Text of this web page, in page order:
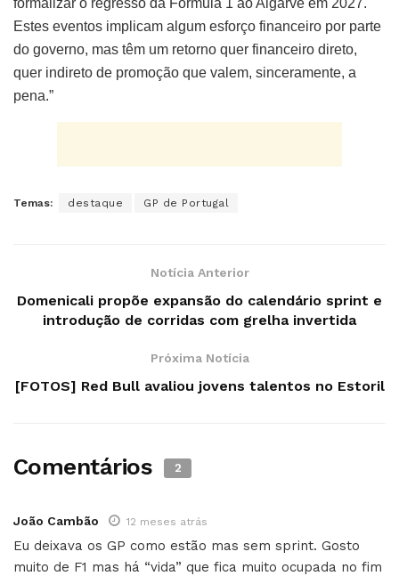
Estes eventos implicam algum esforço financeiro por parte
do governo, mas têm um retorno quer financeiro direto,
quer indireto de promoção que valem, sinceramente, a
pena.”
Temas: destaque GP de Portugal
Notícia Anterior
Domenicali propõe expansão do calendário sprint e
introdução de corridas com grelha invertida
Próxima Notícia
[FOTOS] Red Bull avaliou jovens talentos no Estoril
Comentários 2
João Cambão 12 meses atrás
Eu deixava os GP como estão mas sem sprint. Gosto
muito de F1 mas há “vida” que fica muito ocupada no fim